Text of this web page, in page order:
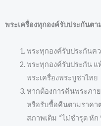
พระเครื่องทุกองค์รับประกันต
พระทุกองค์รับประกันค
พระทุกองค์รับประกัน แ
พระเครื่องพระบูชาไทย
หากต้องการคืนพระภา
หรือรับซื้อคืนตามราค
สภาพเดิม *ไม่ชำรุด หัก